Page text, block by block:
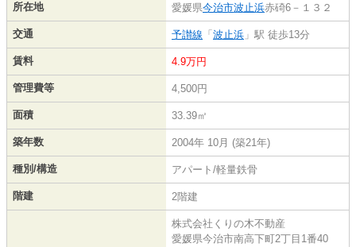
所在地 愛媛県今治市波止浜赤碕6－１３２
交通 予讃線 「 波止浜 」駅 徒歩13分
賃料 4.9万円
管理費等 4,500円
面積 33.39㎡
築年数 2004年 10月 (築21年)
種別/構造 アパート/軽量鉄骨
階建 2階建
株式会社くりの木不動産
愛媛県今治市南高下町2丁目1番40